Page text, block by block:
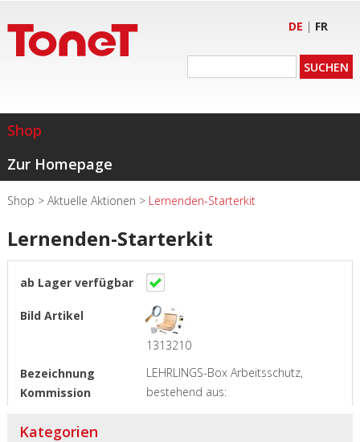
DE | FR
Shop
Zur Homepage
Shop > Aktuelle Aktionen > Lernenden-Starterkit
Lernenden-Starterkit
1313210
LEHRLINGS-Box Arbeitsschutz,
bestehend aus:
Kategorien